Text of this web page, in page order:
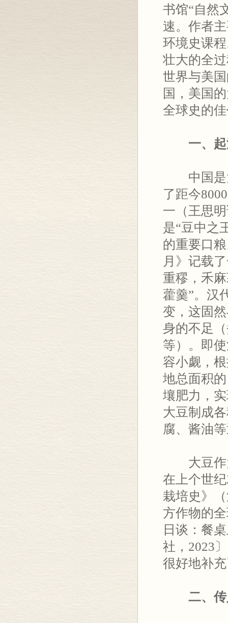
书馆“自然
速。作者
环境史课
壮大的全
世界与美
国，美国
全球史的
一、起
中国是大
了距今
一（王思
是“豆中之
的重要口
月》记载
重穋，禾
藿羹”。汉
变，这固
身的不足
等）。即
容小觑，
地总面积
壤肥力，
大豆制成
腐、酱油
大豆作为
在上个世
栽培史》
方作物的
日谈：餐
社，2023
很好地补
二、传